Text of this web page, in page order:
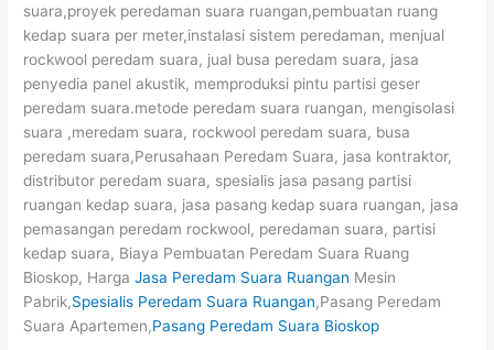
suara,proyek peredaman suara ruangan,pembuatan ruang
kedap suara per meter,instalasi sistem peredaman, menjual
rockwool peredam suara, jual busa peredam suara, jasa
penyedia panel akustik, memproduksi pintu partisi geser
peredam suara.metode peredam suara ruangan, mengisolasi
suara ,meredam suara, rockwool peredam suara, busa
peredam suara,Perusahaan Peredam Suara, jasa kontraktor,
distributor peredam suara, spesialis jasa pasang partisi
ruangan kedap suara, jasa pasang kedap suara ruangan, jasa
pemasangan peredam rockwool, peredaman suara, partisi
kedap suara, Biaya Pembuatan Peredam Suara Ruang
Bioskop, HargaJasa Peredam Suara Ruangan Mesin
Pabrik,Spesialis Peredam Suara Ruangan,Pasang Peredam
Suara Apartemen,Pasang Peredam Suara Bioskop